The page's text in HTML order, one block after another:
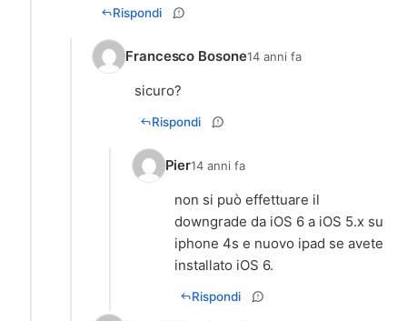
Rispondi
Francesco Bosone14 anni fa
sicuro?
Rispondi
Pier14 anni fa
non si può effettuare il
downgrade da iOS 6 a iOS 5.x su
iphone 4s e nuovo ipad se avete
installato iOS 6.
Rispondi